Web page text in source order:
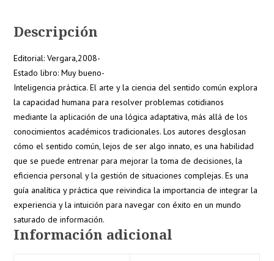
cantidad
Descripción
Editorial: Vergara,2008-
Estado libro: Muy bueno-
Inteligencia práctica. El arte y la ciencia del sentido común explora
la capacidad humana para resolver problemas cotidianos
mediante la aplicación de una lógica adaptativa, más allá de los
conocimientos académicos tradicionales. Los autores desglosan
cómo el sentido común, lejos de ser algo innato, es una habilidad
que se puede entrenar para mejorar la toma de decisiones, la
eficiencia personal y la gestión de situaciones complejas. Es una
guía analítica y práctica que reivindica la importancia de integrar la
experiencia y la intuición para navegar con éxito en un mundo
saturado de información.
Información adicional